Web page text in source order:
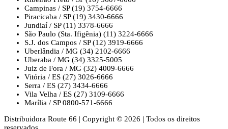
Campinas / SP (19) 3754-6666
Piracicaba / SP (19) 3430-6666
Jundiaí / SP (11) 3378-6666
São Paulo (Sta. Ifigênia) (11) 3224-6666
S.J. dos Campos / SP (12) 3919-6666
Uberlândia / MG (34) 2102-6666
Uberaba / MG (34) 3325-5005
Juiz de Fora / MG (32) 4009-6666
Vitória / ES (27) 3026-6666
Serra / ES (27) 3434-6666
Vila Velha / ES (27) 3109-6666
Marília / SP 0800-571-6666
Distribuidora Route 66 | Copyright © 2026 | Todos os direitos